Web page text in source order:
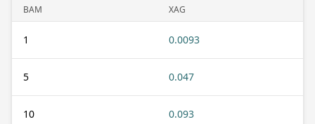
BAM XAG
1 0.0093
5 0.047
10 0.093